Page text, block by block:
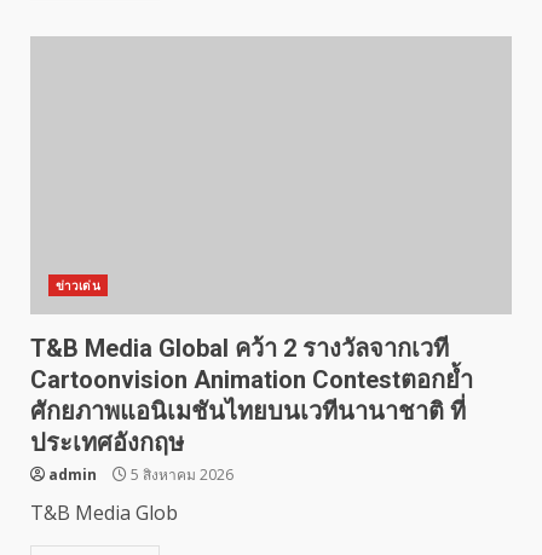
ข่าวเด่น
T&B Media Global คว้า 2 รางวัลจากเวที
Cartoonvision Animation Contestตอกย้ำ
ศักยภาพแอนิเมชันไทยบนเวทีนานาชาติ ที่
ประเทศอังกฤษ
admin 5 สิงหาคม 2026
T&B Media Glob